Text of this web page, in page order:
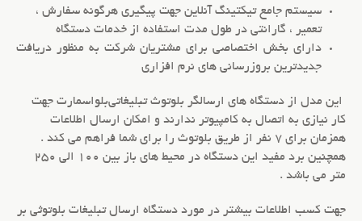
سیستم جامع تیکتینگ آنلاین جهت پیگیری هرگونه سفارش ،
تعمیر ، گارانتی در طول مدت استفاده از خدمات دستگاه
دارای بخش اختصاصی برای مشتریان شرکت به منظور دریافت
جدیدترین بروزرسانی های نرم افزاری
این مدل از دستگاه های ارسالگر بلوتوث تبلیغاتیبلواسمارت جهت
کار نیازی به اتصال به کامپیوتر ندارند و امکان ارسال اطلاعات
همزمان برای 7 نفر از طریق
بلوتوث را برای شما فراهم می کند .
همچنین برد مفید این دستگاه در محیط های باز بین 100 الی 250
متر می باشد .
جهت کسب اطلاعات بیشتر در مورد دستگاه ارسال تبلیغات بلوتوثی بر